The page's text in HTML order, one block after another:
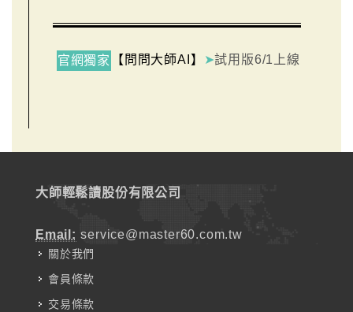
官網獨家 【問問大師AI】 ➤試用版6/1上線
大師輕鬆讀股份有限公司
Email: service@master60.com.tw
關於我們
會員條款
交易條款